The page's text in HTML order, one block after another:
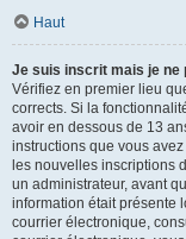
Haut
Je suis inscrit mais je ne
Vérifiez en premier lieu
corrects. Si la
avoir en dessous de 13
instructions que vous
les nouvelles inscriptions
un administrateur, avant
information était présente
courrier électronique,